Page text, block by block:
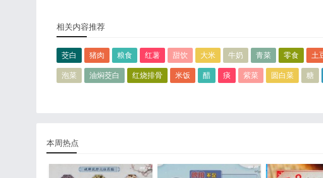
相关内容推荐
茭白 猪肉 粮食 红薯 甜饮 大米 牛奶 青菜 零食 土
泡菜 油焖茭白 红烧排骨 米饭 醋 痰 紫菜 圆白菜 糖
本周热点